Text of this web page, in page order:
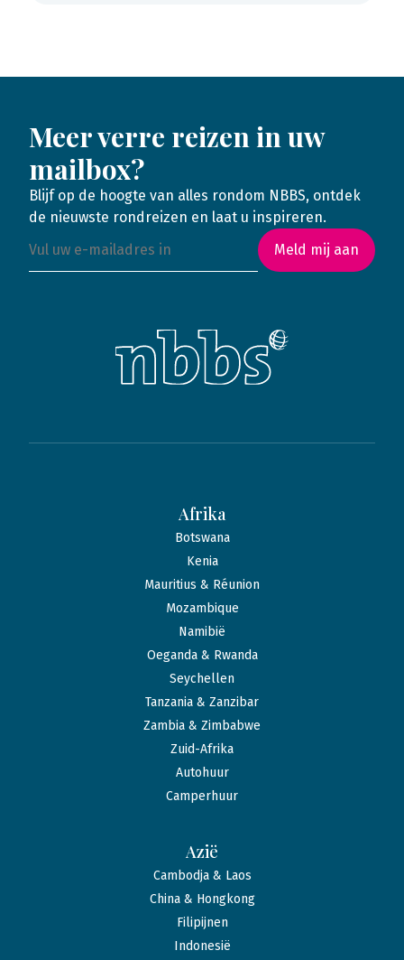
Meer verre reizen in uw
mailbox?
Blijf op de hoogte van alles rondom NBBS, ontdek
de nieuwste rondreizen en laat u inspireren.
Meld mij aan
Afrika
Botswana
Kenia
Mauritius & Réunion
Mozambique
Namibië
Oeganda & Rwanda
Seychellen
Tanzania & Zanzibar
Zambia & Zimbabwe
Zuid-Afrika
Autohuur
Camperhuur
Azië
Cambodja & Laos
China & Hongkong
Filipijnen
Indonesië